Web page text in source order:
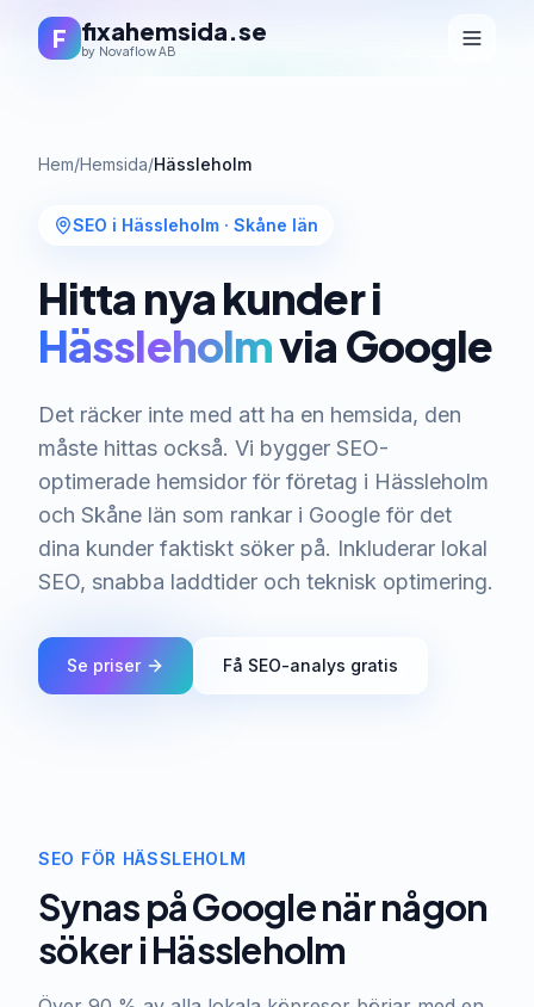
F fixahemsida.se
by Novaflow AB
Hem/Hemsida/Hässleholm
SEO i Hässleholm · Skåne län
Hitta nya kunder i
Hässleholmvia Google
Det räcker inte med att ha en hemsida, den
måste hittas också. Vi bygger SEO-
optimerade hemsidor för företag i Hässleholm
och Skåne län som rankar i Google för det
dina kunder faktiskt söker på. Inkluderar lokal
SEO, snabba laddtider och teknisk optimering.
Se priser Få SEO-analys gratis
SEO FÖR HÄSSLEHOLM
Synas på Google när någon
söker i Hässleholm